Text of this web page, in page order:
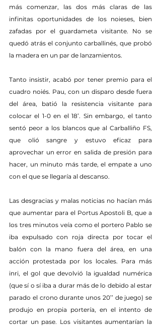
más comenzar, las dos más claras de las
infinitas oportunidades de los noieses, bien
zafadas por el guardameta visitante. No se
quedó atrás el conjunto carballinés, que probó
la madera en un par de lanzamientos.
Tanto insistir, acabó por tener premio para el
cuadro noiés. Pau, con un disparo desde fuera
del área, batió la resistencia visitante para
colocar el 1-0 en el 18’. Sin embargo, el tanto
sentó peor a los blancos que al Carballiño FS,
que olió sangre y estuvo eficaz para
aprovechar un error en salida de presión para
hacer, un minuto más tarde, el empate a uno
con el que se llegaría al descanso.
Las desgracias y malas noticias no hacían más
que aumentar para el Portus Apostoli B, que a
los tres minutos veía como el portero Pablo se
iba expulsado con roja directa por tocar el
balón con la mano fuera del área, en una
acción protestada por los locales. Para más
inri, el gol que devolvió la igualdad numérica
(que sí o sí iba a durar más de lo debido al estar
parado el crono durante unos 20’’ de juego) se
produjo en propia portería, en el intento de
cortar un pase. Los visitantes aumentarían la